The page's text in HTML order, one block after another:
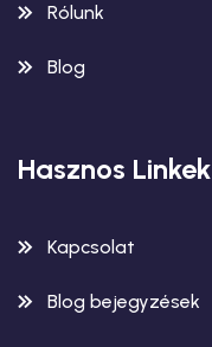
Rólunk
Blog
Hasznos Linkek
Kapcsolat
Blog bejegyzések